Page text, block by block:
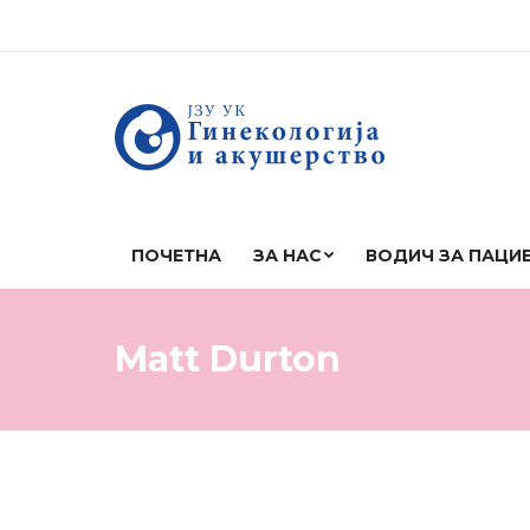
ПОЧЕТНА ЗА НАС ВОДИЧ ЗА
Matt Durton